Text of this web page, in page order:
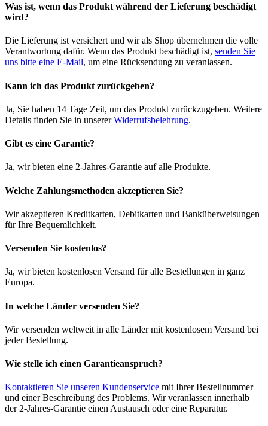
Was ist, wenn das Produkt während der Lieferung beschädigt
wird?
Die Lieferung ist versichert und wir als Shop übernehmen die volle
Verantwortung dafür. Wenn das Produkt beschädigt ist, senden Sie
uns bitte eine E-Mail, um eine Rücksendung zu veranlassen.
Kann ich das Produkt zurückgeben?
Ja, Sie haben 14 Tage Zeit, um das Produkt zurückzugeben. Weitere
Details finden Sie in unsererWiderrufsbelehrung.
Gibt es eine Garantie?
Ja, wir bieten eine 2-Jahres-Garantie auf alle Produkte.
Welche Zahlungsmethoden akzeptieren Sie?
Wir akzeptieren Kreditkarten, Debitkarten und Banküberweisungen
für Ihre Bequemlichkeit.
Versenden Sie kostenlos?
Ja, wir bieten kostenlosen Versand für alle Bestellungen in ganz
Europa.
In welche Länder versenden Sie?
Wir versenden weltweit in alle Länder mit kostenlosem Versand bei
jeder Bestellung.
Wie stelle ich einen Garantieanspruch?
Kontaktieren Sie unseren Kundenservice mit Ihrer Bestellnummer
und einer Beschreibung des Problems. Wir veranlassen innerhalb
der 2-Jahres-Garantie einen Austausch oder eine Reparatur.